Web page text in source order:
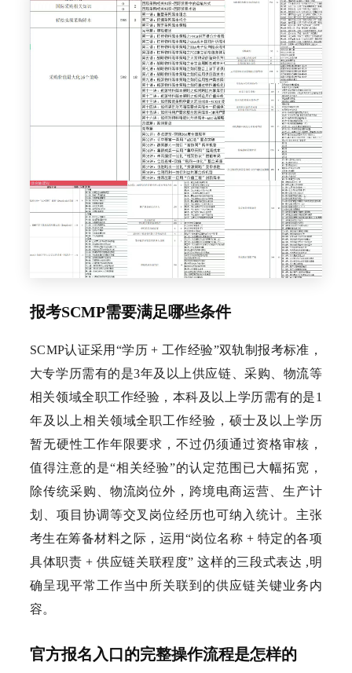
报考SCMP需要满足哪些条件
SCMP认证采用“学历 + 工作经验”双轨制报考标准，
大专学历需有的是3年及以上供应链、采购、物流等
相关领域全职工作经验，本科及以上学历需有的是1
年及以上相关领域全职工作经验，硕士及以上学历
暂无硬性工作年限要求，不过仍须通过资格审核，
值得注意的是“相关经验”的认定范围已大幅拓宽，
除传统采购、物流岗位外，跨境电商运营、生产计
划、项目协调等交叉岗位经历也可纳入统计。主张
考生在筹备材料之际，运用“岗位名称 + 特定的各项
具体职责 + 供应链关联程度” 这样的三段式表达 ,明
确呈现平常工作当中所关联到的供应链关键业务内
容。
官方报名入口的完整操作流程是怎样的